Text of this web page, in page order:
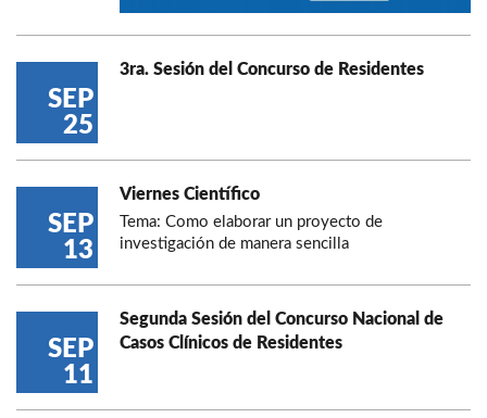
SEP
25
3ra. Sesión del Concurso de Residentes
SEP
13
Viernes Científico
Tema: Como elaborar un proyecto de
investigación de manera sencilla
SEP
11
Segunda Sesión del Concurso Nacional de
Casos Clínicos de Residentes